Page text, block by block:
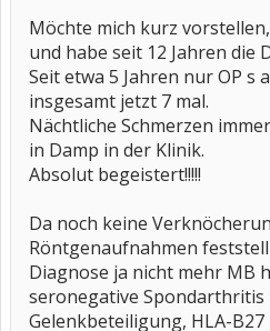
Möchte mich kurz
und habe seit 12 Jahren die
Seit etwa 5 Jahren nur OP s
insgesamt jetzt 7 mal.
Nächtliche Schmerzen
in Damp in der Klinik.
Absolut begeistert!!!!!
Da noch keine
Röntgenaufnahmen
Diagnose ja nicht mehr MB
seronegative
Gelenkbeteiligung, HLA-B27